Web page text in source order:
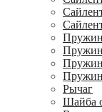
Рычаг
Шайба